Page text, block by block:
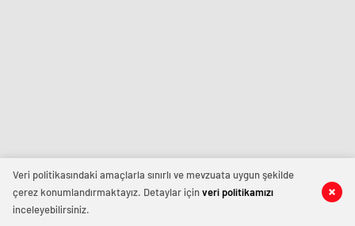
Veri politikasındaki amaçlarla sınırlı ve mevzuata uygun şekilde
çerez konumlandırmaktayız. Detaylar içinveri politikamızı
inceleyebilirsiniz.